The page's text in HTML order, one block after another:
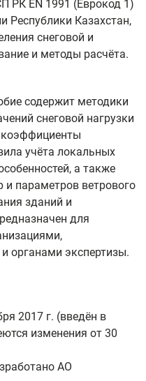
РК EN 1991 (Еврокод 1)
Республики Казахстан,
снеговой и
и методы расчёта.
содержит методики
снеговой нагрузки
коэффициенты
учёта локальных
а также
и параметров ветрового
зданий и
для
органами экспертизы.
2017 г. (введён в
изменения от 30
АО